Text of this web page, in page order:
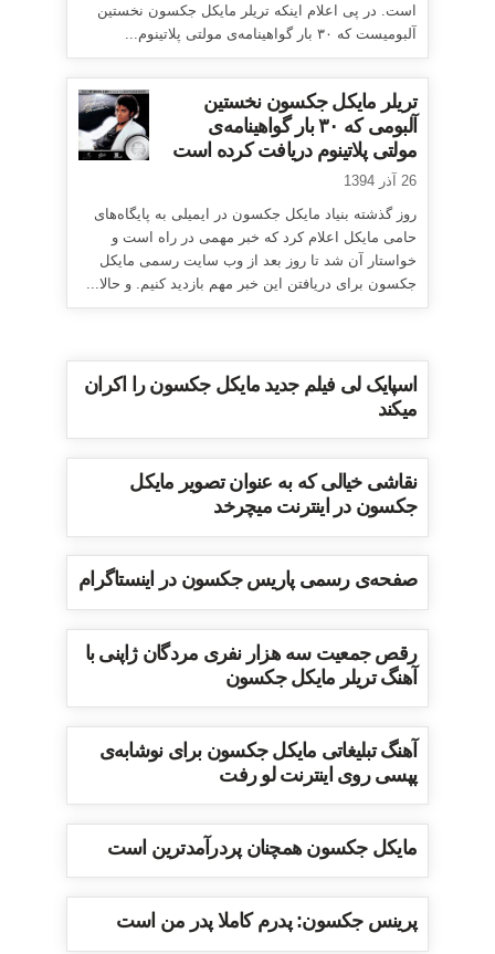
است. در پی اعلام اینکه تریلر مایکل جکسون نخستین
آلبومیست که ۳۰ بار گواهینامه‌ی مولتی پلاتینوم...
تریلر مایکل جکسون نخستین
آلبومی که ۳۰ بار گواهینامه‌ی
مولتی پلاتینوم دریافت کرده است
26 آذر 1394
روز گذشته بنیاد مایکل جکسون در ایمیلی به پایگاه‌های
حامی مایکل اعلام کرد که خبر مهمی در راه است و
خواستار آن شد تا روز بعد از وب سایت رسمی مایکل
جکسون برای دریافتن این خبر مهم بازدید کنیم. و حالا...
اسپایک لی فیلم جدید مایکل جکسون را اکران
میکند
نقاشی خیالی که به عنوان تصویر مایکل
جکسون در اینترنت میچرخد
صفحه‌ی رسمی پاریس جکسون در اینستاگرام
رقص جمعیت سه هزار نفری مردگان ژاپنی با
آهنگ تریلر مایکل جکسون
آهنگ تبلیغاتی مایکل جکسون برای نوشابه‌ی
پپسی روی اینترنت لو رفت
مایکل جکسون همچنان پردرآمدترین است
پرینس جکسون: پدرم کاملا پدر من است